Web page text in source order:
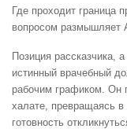
Где проходит граница
вопросом размышляет
Позиция рассказчика,
истинный врачебный
рабочим графиком. Он
халате, превращаясь в
готовность